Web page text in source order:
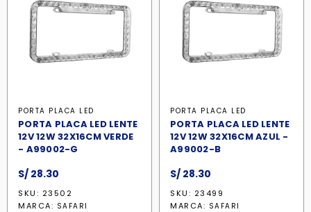
PORTA PLACA LED
PORTA PLACA LED LENTE
12V 12W 32X16CM VERDE
- A99002-G
S/ 28.30
SKU: 23502
MARCA: SAFARI
PORTA PLACA LED
PORTA PLACA LED LENTE
12V 12W 32X16CM AZUL -
A99002-B
S/ 28.30
SKU: 23499
MARCA: SAFARI